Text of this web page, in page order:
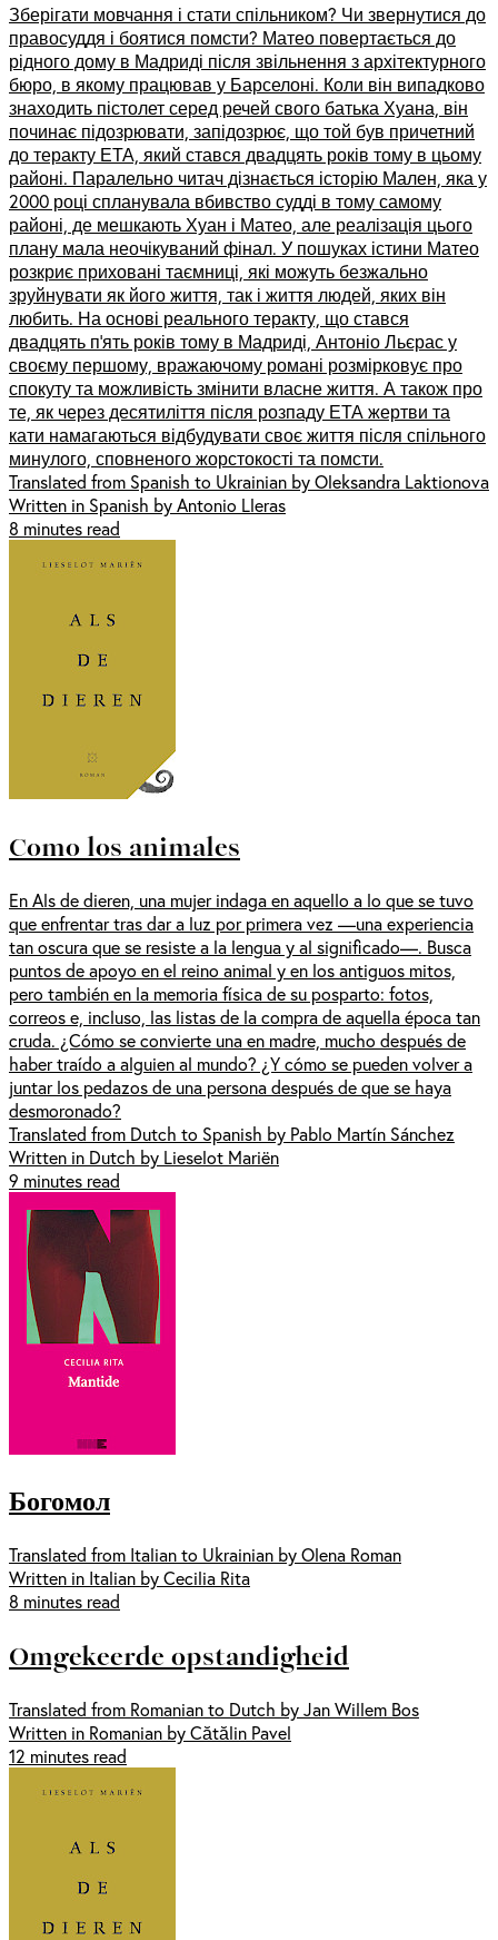
Зберігати мовчання і стати спільником? Чи звернутися до
правосуддя і боятися помсти? Матео повертається до
рідного дому в Мадриді після звільнення з архітектурного
бюро, в якому працював у Барселоні. Коли він випадково
знаходить пістолет серед речей свого батька Хуана, він
починає підозрювати, запідозрює, що той був причетний
до теракту ЕТА, який стався двадцять років тому в цьому
районі. Паралельно читач дізнається історію Мален, яка у
2000 році спланувала вбивство судді в тому самому
районі, де мешкають Хуан і Матео, але реалізація цього
плану мала неочікуваний фінал. У пошуках істини Матео
розкриє приховані таємниці, які можуть безжально
зруйнувати як його життя, так і життя людей, яких він
любить. На основі реального теракту, що стався
двадцять п’ять років тому в Мадриді, Антоніо Льєрас у
своєму першому, вражаючому романі розмірковує про
спокуту та можливість змінити власне життя. А також про
те, як через десятиліття після розпаду ЕТА жертви та
кати намагаються відбудувати своє життя після спільного
минулого, сповненого жорстокості та помсти.
Translated from Spanish to Ukrainian by Oleksandra Laktionova
Written in Spanish by Antonio Lleras
8 minutes read
Como los animales
En Als de dieren, una mujer indaga en aquello a lo que se tuvo
que enfrentar tras dar a luz por primera vez —una experiencia
tan oscura que se resiste a la lengua y al significado—. Busca
puntos de apoyo en el reino animal y en los antiguos mitos,
pero también en la memoria física de su posparto: fotos,
correos e, incluso, las listas de la compra de aquella época tan
cruda. ¿Cómo se convierte una en madre, mucho después de
haber traído a alguien al mundo? ¿Y cómo se pueden volver a
juntar los pedazos de una persona después de que se haya
desmoronado?
Translated from Dutch to Spanish by Pablo Martín Sánchez
Written in Dutch by Lieselot Mariën
9 minutes read
Богомол
Translated from Italian to Ukrainian by Olena Roman
Written in Italian by Cecilia Rita
8 minutes read
Omgekeerde opstandigheid
Translated from Romanian to Dutch by Jan Willem Bos
Written in Romanian by Cătălin Pavel
12 minutes read